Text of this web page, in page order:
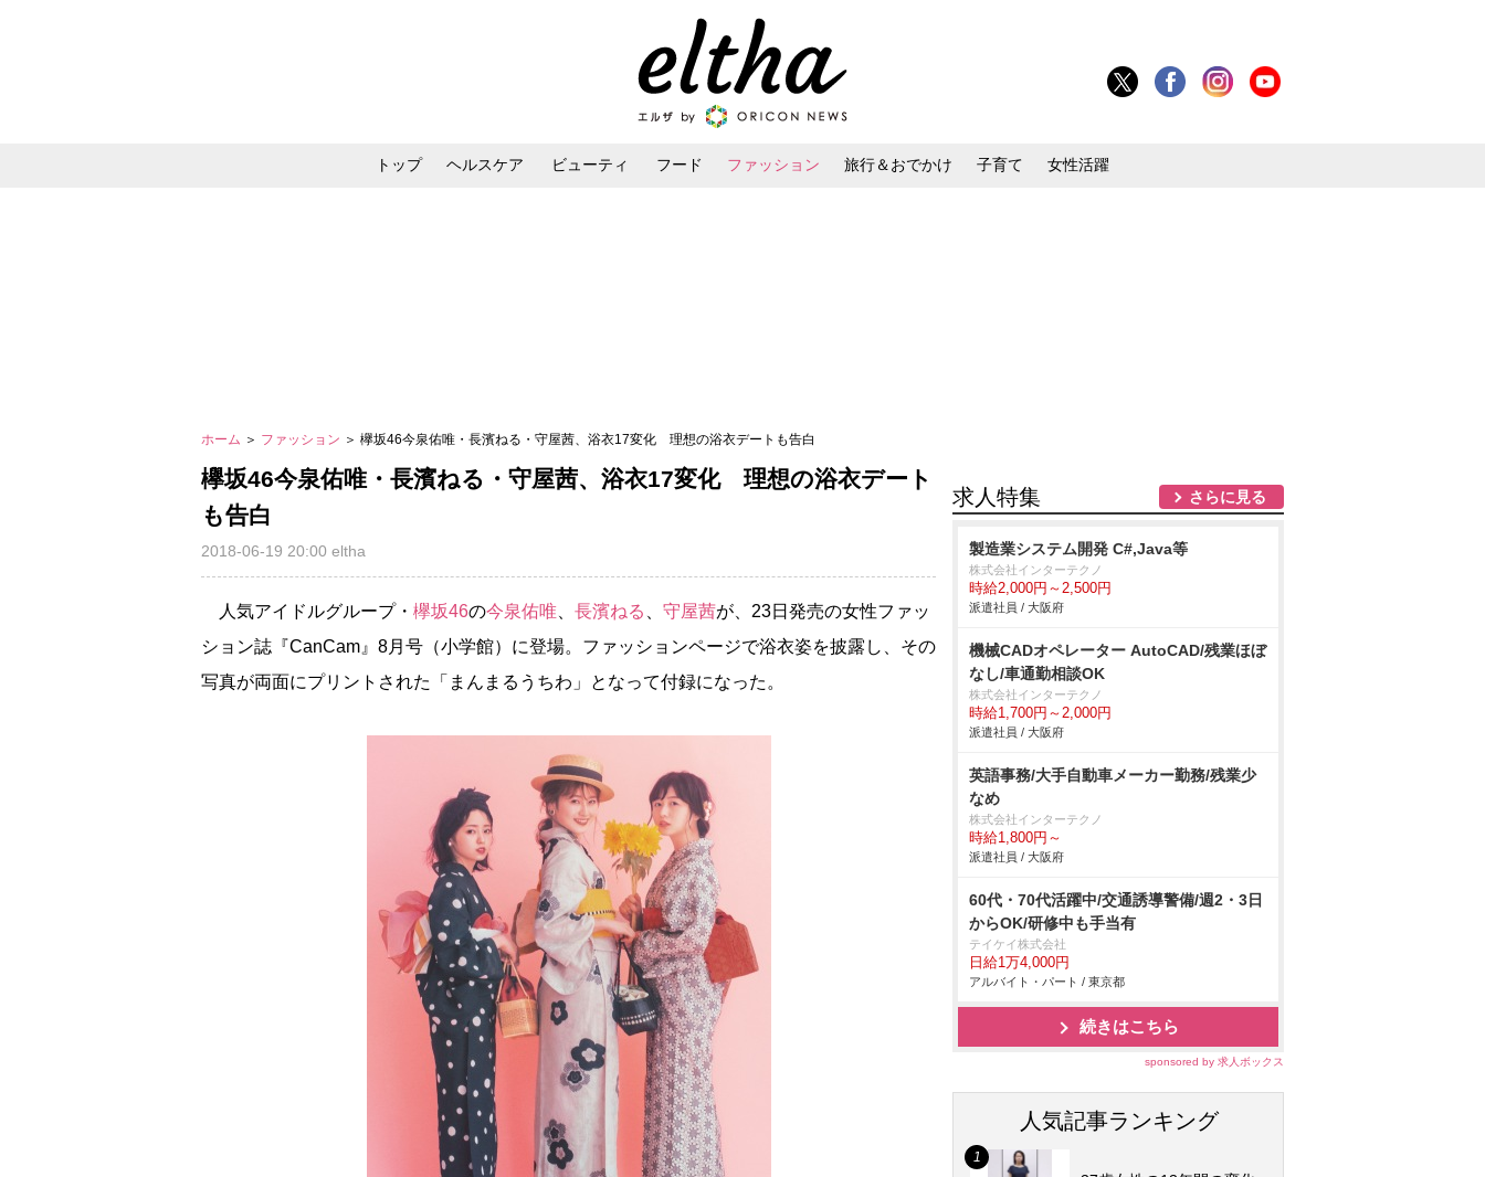
トップ ヘルスケア ビューティ フード ファッション 旅行＆おでかけ 子育て 女性活躍
ホーム ＞ ファッション ＞ 欅坂46今泉佑唯・長濱ねる・守屋茜、浴衣17変化 理想の浴衣デートも告白
欅坂46今泉佑唯・長濱ねる・守屋茜、浴衣17変化 理想の浴衣デート
も告白
2018-06-19 20:00 eltha
人気アイドルグループ・ 欅坂46の今泉佑唯 長濱ねる 守屋茜が、23日発売の女性ファッ
ション誌『CanCam』8月号（小学館）に登場。ファッションページで浴衣姿を披露し、その
写真が両面にプリントされた「まんまるうちわ」となって付録になった。
求人特集 さらに見る
製造業システム開発 C#,Java等
株式会社インターテクノ
時給2,000円～2,500円
派遣社員 / 大阪府
機械CADオペレーター AutoCAD/残業ほぼ
なし/車通勤相談OK
株式会社インターテクノ
時給1,700円～2,000円
派遣社員 / 大阪府
英語事務/大手自動車メーカー勤務/残業少
なめ
株式会社インターテクノ
時給1,800円～
派遣社員 / 大阪府
60代・70代活躍中/交通誘導警備/週2・3日
からOK/研修中も手当有
テイケイ株式会社
日給1万4,000円
アルバイト・パート / 東京都
続きはこちら
sponsored by 求人ボックス
人気記事ランキング